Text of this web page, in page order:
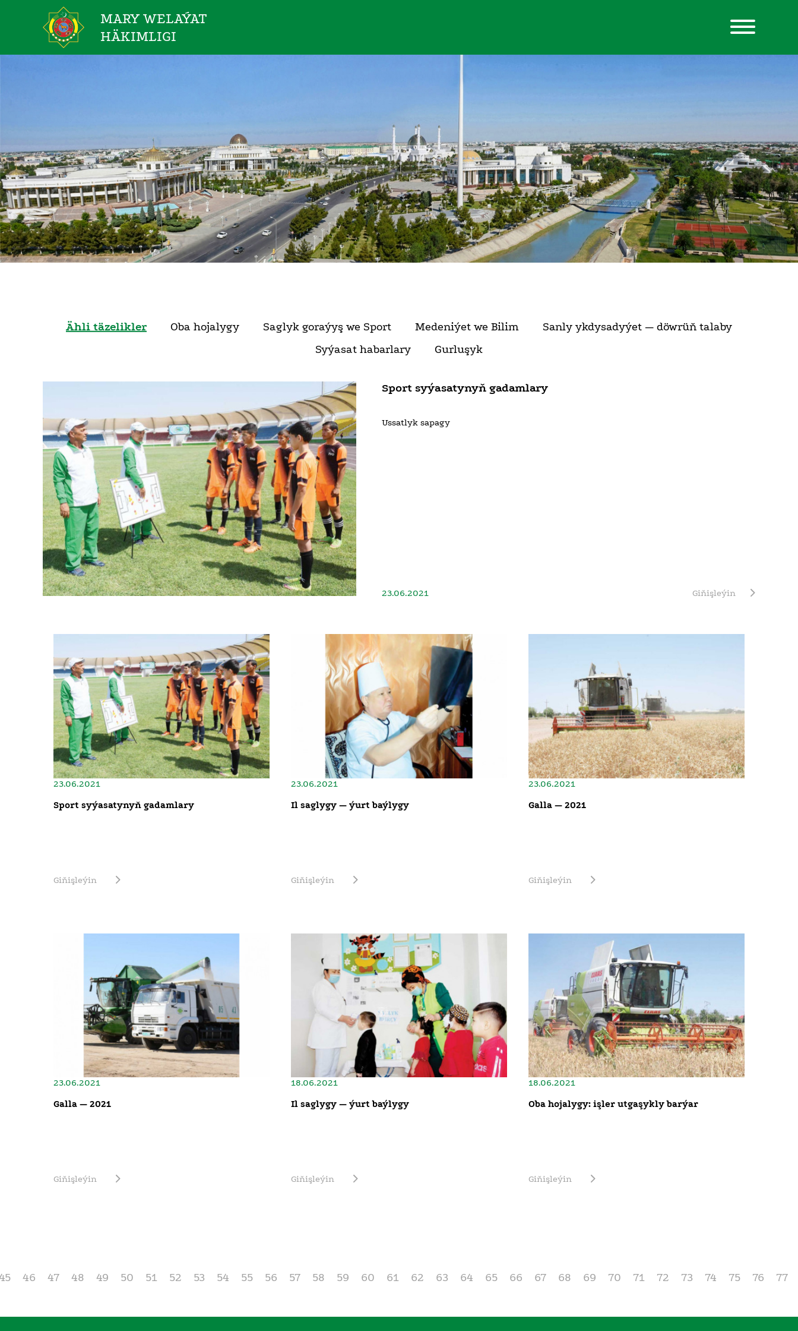
MARY WELAÝAT
HÄKIMLIGI
Ähli täzelikler Oba hojalygy Saglyk goraýyş we Sport Medeniýet we Bilim
Sanly ykdysadyýet — döwrüň talaby
Syýasat habarlary
Gurluşyk
Sport syýasatynyň gadamlary
Ussatlyk sapagy
23.06.2021 Giňişleýin
23.06.2021
Sport syýasatynyň gadamlary
Giňişleýin
23.06.2021
Il saglygy — ýurt baýlygy
Giňişleýin
23.06.2021
Galla — 2021
Giňişleýin
23.06.2021
Galla — 2021
Giňişleýin
18.06.2021
Il saglygy — ýurt baýlygy
Giňişleýin
18.06.2021
Oba hojalygy: işler utgaşykly barýar
Giňişleýin
46 47 48 49 50 51 52 53 54 55 56 57 58 59 60 61 62 63 64 65 66 67 68 69 70 71 72 73 74 75 76 77